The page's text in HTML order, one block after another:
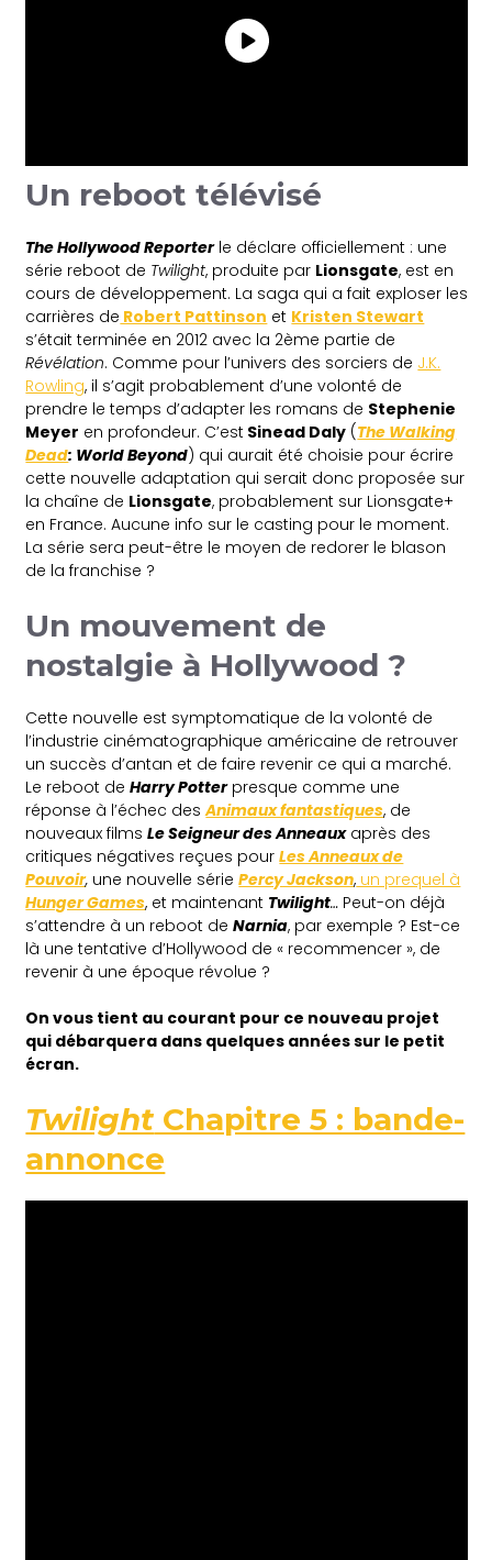
Un reboot télévisé
The Hollywood Reporter le déclare officiellement : une
série reboot de Twilight, produite par Lionsgate, est en
cours de développement. La saga qui a fait exploser les
carrières de Robert Pattinson et Kristen Stewart
s’était terminée en 2012 avec la 2ème partie de
Révélation. Comme pour l’univers des sorciers de J.K.
Rowling, il s’agit probablement d’une volonté de
prendre le temps d’adapter les romans de Stephenie
Meyer en profondeur. C’est Sinead Daly (The Walking
Dead: World Beyond) qui aurait été choisie pour écrire
cette nouvelle adaptation qui serait donc proposée sur
la chaîne de Lionsgate, probablement sur Lionsgate+
en France. Aucune info sur le casting pour le moment.
La série sera peut-être le moyen de redorer le blason
de la franchise ?
Un mouvement de
nostalgie à Hollywood ?
Cette nouvelle est symptomatique de la volonté de
l’industrie cinématographique américaine de retrouver
un succès d’antan et de faire revenir ce qui a marché.
Le reboot deHarry Potterpresque comme une
réponse à l’échec desAnimaux fantastiques, de
nouveaux filmsLe Seigneur des Anneauxaprès des
critiques négatives reçues pourLes Anneaux de
Pouvoir, une nouvelle sériePercy Jackson, un prequel à
Hunger Games, et maintenant Twilight… Peut-on déjà
s’attendre à un reboot deNarnia, par exemple ? Est-ce
là une tentative d’Hollywood de « recommencer », de
revenir à une époque révolue ?
On vous tient au courant pour ce nouveau projet
qui débarquera dans quelques années sur le petit
écran.
Twilight Chapitre 5 : bande-
annonce